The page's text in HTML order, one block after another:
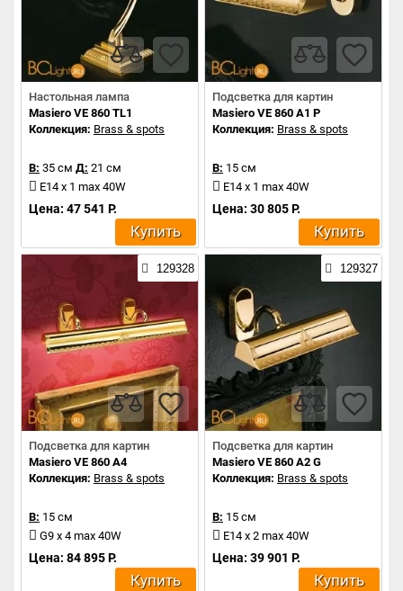
Настольная лампа
Masiero VE 860 TL1
Коллекция: Brass & spots
В: 35 см Д: 21 см
E14 x 1 max 40W
Цена: 47 541 Р.
Купить
Подсветка для картин
Masiero VE 860 A1 P
Коллекция: Brass & spots
В: 15 см
E14 x 1 max 40W
Цена: 30 805 Р.
Купить
129328
Подсветка для картин
Masiero VE 860 A4
Коллекция: Brass & spots
В: 15 см
G9 x 4 max 40W
Цена: 84 895 Р.
Купить
129327
Подсветка для картин
Masiero VE 860 A2 G
Коллекция: Brass & spots
В: 15 см
E14 x 2 max 40W
Цена: 39 901 Р.
Купить